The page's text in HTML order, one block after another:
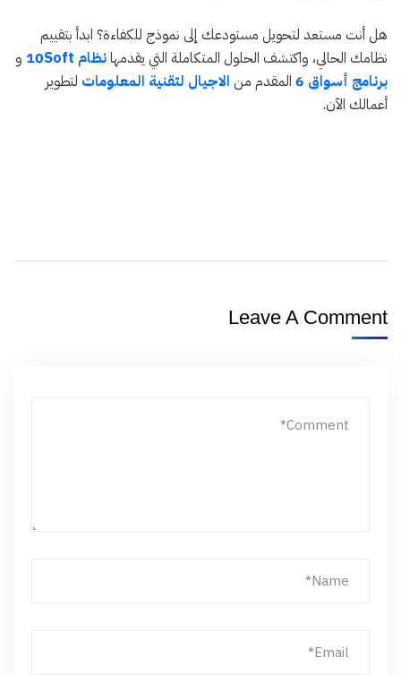
هل أنت مستعد لتحويل مستودعك إلى نموذج للكفاءة؟ ابدأ بتقييم
نظامك الحالي، واكتشف الحلول المتكاملة التي يقدمهانظام 10Soft
و
برنامج أسواق 6
المقدم من الاجيال لتقنية المعلومات لتطوير
أعمالك الآن.
Leave A Comment